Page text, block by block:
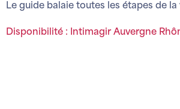
Le guide balaie toutes les étapes de la
Disponibilité : Intimagir Auvergne